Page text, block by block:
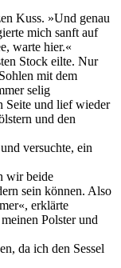
Kuss. »Und genau
mich sanft auf
warte hier.«
Stock eilte. Nur
mit dem
selig
Seite und lief wieder
und den
versuchte, ein
wir beide
sein können. Also
erklärte
Polster und
da ich den Sessel